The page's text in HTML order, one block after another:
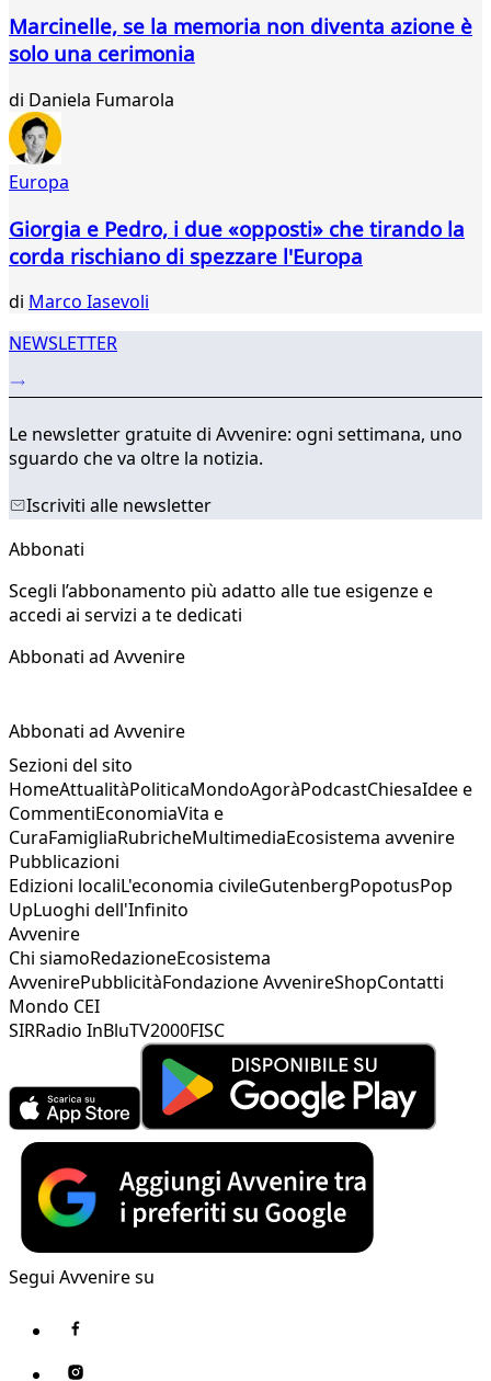
Marcinelle, se la memoria non diventa azione è
solo una cerimonia
di Daniela Fumarola
Europa
Giorgia e Pedro, i due «opposti» che tirando la
corda rischiano di spezzare l'Europa
di Marco Iasevoli
NEWSLETTER
Le newsletter gratuite di Avvenire: ogni settimana, uno
sguardo che va oltre la notizia.
Iscriviti alle newsletter
Abbonati
Scegli l’abbonamento più adatto alle tue esigenze e
accedi ai servizi a te dedicati
Abbonati ad Avvenire
Abbonati ad Avvenire
Sezioni del sito
HomeAttualitàPoliticaMondoAgoràPodcastChiesaIdee e
CommentiEconomiaVita e
CuraFamigliaRubricheMultimediaEcosistema avvenire
Pubblicazioni
Edizioni localiL'economia civileGutenbergPopotusPop
UpLuoghi dell'Infinito
Avvenire
Chi siamoRedazioneEcosistema
AvvenirePubblicitàFondazione AvvenireShopContatti
Mondo CEI
SIRRadio InBluTV2000FISC
Segui Avvenire su